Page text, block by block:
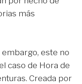
más
embargo, este no
caso de Hora de
Creada por